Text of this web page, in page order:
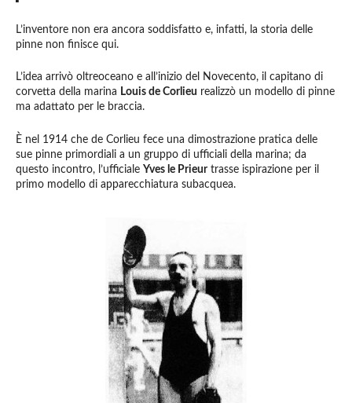
L’inventore non era ancora soddisfatto e, infatti, la storia delle
pinne non finisce qui.
L’idea arrivò oltreoceano e all’inizio del Novecento, il capitano di
corvetta della marina Louis de Corlieu realizzò un modello di pinne
ma adattato per le braccia.
È nel 1914 che de Corlieu fece una dimostrazione pratica delle
sue pinne primordiali a un gruppo di ufficiali della marina; da
questo incontro, l’ufficiale Yves le Prieurtrasse ispirazione per il
primo modello di apparecchiatura subacquea.